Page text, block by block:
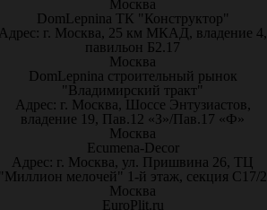
Москва
DomLepnina ТК "Конструктор"
г. Москва, 25 км МКАД, владение 4,
павильон Б2.17
Москва
DomLepnina строительный рынок
"Владимирский тракт"
Адрес: г. Москва, Шоссе Энтузиастов,
владение 19, Пав.12 «З»/Пав.17 «Ф»
Москва
Ecumena-Decor
Адрес: г. Москва, ул. Пришвина 26, ТЦ
мелочей" 1-й этаж, секция С17/2
Москва
EuroPlit.ru